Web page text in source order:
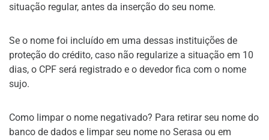
situação regular, antes da inserção do seu nome.
Se o nome foi incluído em uma dessas instituições de
proteção do crédito, caso não regularize a situação em 10
dias, o CPF será registrado e o devedor fica com o nome
sujo.
Como limpar o nome negativado? Para retirar seu nome do
banco de dados e limpar seu nome no Serasa ou em